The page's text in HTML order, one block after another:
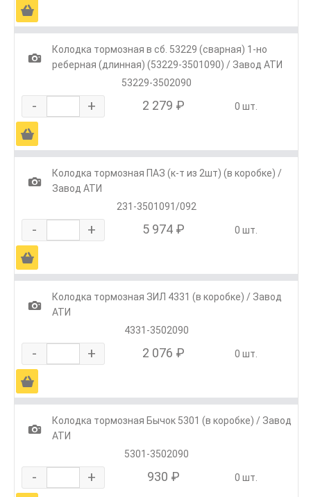
Ä
1
Колодка тормозная в сб. 53229 (сварная) 1-но
реберная (длинная) (53229-3501090) / Завод АТИ
53229-3502090
- + 2 279 ₽ 0 шт.
Ä
1
Колодка тормозная ПАЗ (к-т из 2шт) (в коробке) /
Завод АТИ
231-3501091/092
- + 5 974 ₽ 0 шт.
Ä
1
Колодка тормозная ЗИЛ 4331 (в коробке) / Завод
АТИ
4331-3502090
- + 2 076 ₽ 0 шт.
Ä
1
Колодка тормозная Бычок 5301 (в коробке) / Завод
АТИ
5301-3502090
- + 930 ₽ 0 шт.